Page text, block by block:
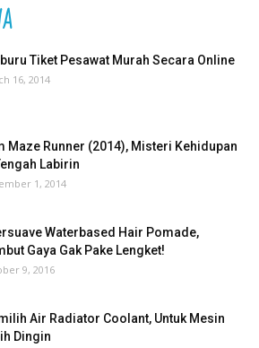
Tiket Pesawat Murah Secara Online
16, 2014
Maze Runner (2014), Misteri Kehidupan
Labirin
1, 2014
Waterbased Hair Pomade,
Gaya Gak Pake Lengket!
9, 2016
Air Radiator Coolant, Untuk Mesin
Dingin